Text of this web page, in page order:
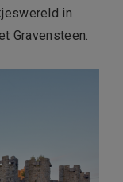
in
Gravensteen.